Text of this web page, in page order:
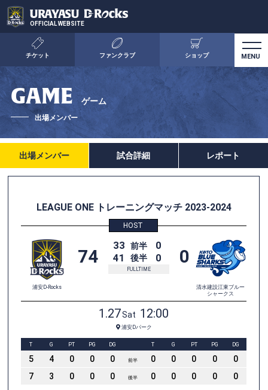
OFFICIAL WEBSITE
チケット ファンクラブ ショップ
GAME ゲーム
出場メンバー
出場メンバー 試合詳細 レポート